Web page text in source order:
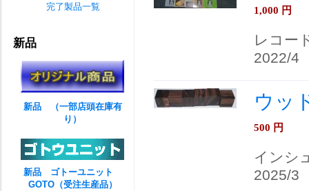
1,000 円
レコー
2022/4
ウッ
500 円
インシ
2025/3
完了製品一覧
新品
新品 （一部店頭在庫有
り）
新品 ゴトーユニット
GOTO（受注生産品）